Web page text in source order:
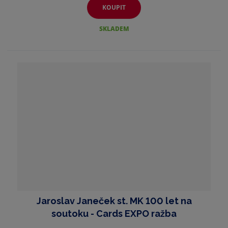
KOUPIT
SKLADEM
Jaroslav Janeček st. MK 100 let na
soutoku - Cards EXPO ražba